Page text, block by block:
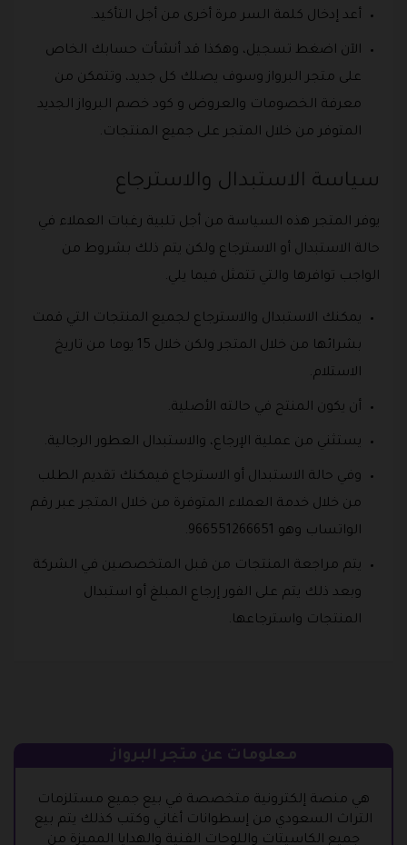
أعد إدخال كلمة السر مرة أخرى من أجل التأكيد.
الآن اضغط تسجيل، وهكذا قد أنشأت حسابك الخاص
على متجر البرواز وسوف يصلك كل جديد، وتتمكن من
معرفة الخصومات والعروض و كود خصم البرواز الجديد
المتوفر من خلال المتجر على جميع المنتجات.
سياسة الاستبدال والاسترجاع
يوفر المتجر هذه السياسة من أجل تلبية رغبات العملاء في
حالة الاستبدال أو الاسترجاع ولكن يتم ذلك بشروط من
الواجب توافرها والتي تتمثل فيما يلي.
يمكنك الاستبدال والاسترجاع لجميع المنتجات التي قمت
بشرائها من خلال المتجر ولكن خلال 15 يوما من تاريخ
الاستلام.
أن يكون المنتج في حالته الأصلية.
يستثني من عملية الإرجاع، والاستبدال العطور الرجالية.
وفي حالة الاستبدال أو الاسترجاع فيمكنك تقديم الطلب
من خلال خدمة العملاء المتوفرة من خلال المتجر عبر رقم
الواتساب وهو 966551266651.
يتم مراجعة المنتجات من قبل المتخصصين في الشركة
وبعد ذلك يتم على الفور إرجاع المبلغ أو استبدال
المنتجات واسترجاعها.
معلومات عن متجر البرواز
هي منصة إلكترونية متخصصة في بيع جميع مستلزمات
التراث السعودي من إسطوانات أغاني وكتب كذلك يتم بيع
جميع الكاسيتات واللوحات الفنية والهدايا المميزة من